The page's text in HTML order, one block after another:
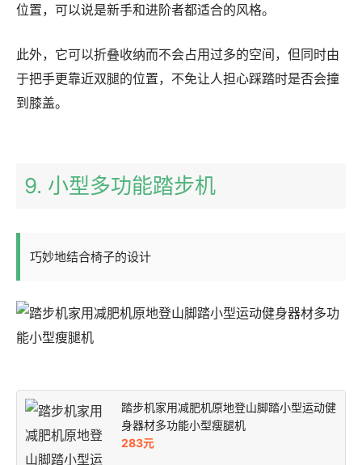
位置，可以说是新手和进阶者都适合的风格。
此外，它可以折叠收纳而不会占用过多的空间，但同时由
于把手更靠近双腿的位置，不免让人担心踩踏时是否会撞
到膝盖。
9. 小型多功能踏步机
巧妙地结合椅子的设计
踏步机家用减肥机原地登山脚踏小型运动健
身器材多功能小型瘦腿机
283元